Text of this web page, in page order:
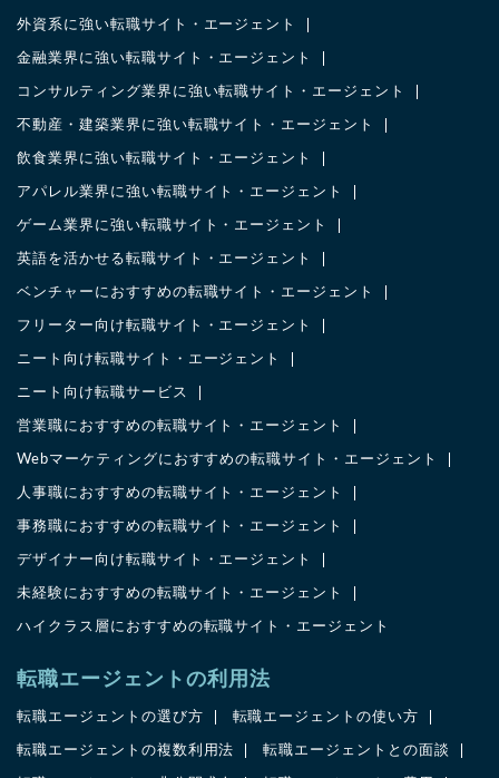
外資系に強い転職サイト・エージェント
金融業界に強い転職サイト・エージェント
コンサルティング業界に強い転職サイト・エージェント
不動産・建築業界に強い転職サイト・エージェント
飲食業界に強い転職サイト・エージェント
アパレル業界に強い転職サイト・エージェント
ゲーム業界に強い転職サイト・エージェント
英語を活かせる転職サイト・エージェント
ベンチャーにおすすめの転職サイト・エージェント
フリーター向け転職サイト・エージェント
ニート向け転職サイト・エージェント
ニート向け転職サービス
営業職におすすめの転職サイト・エージェント
Webマーケティングにおすすめの転職サイト・エージェント
人事職におすすめの転職サイト・エージェント
事務職におすすめの転職サイト・エージェント
デザイナー向け転職サイト・エージェント
未経験におすすめの転職サイト・エージェント
ハイクラス層におすすめの転職サイト・エージェント
転職エージェントの利用法
転職エージェントの選び方 転職エージェントの使い方
転職エージェントの複数利用法 転職エージェントとの面談